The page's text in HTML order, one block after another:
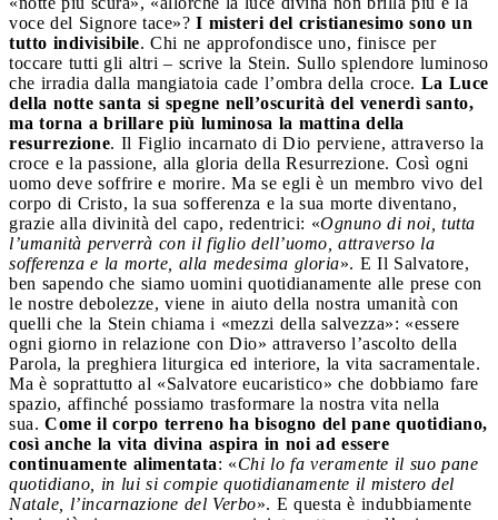
voce del Signore tace»? I misteri del cristianesimo sono un
tutto indivisibile. Chi ne approfondisce uno, finisce per
toccare tutti gli altri – scrive la Stein. Sullo splendore luminoso
che irradia dalla mangiatoia cade l’ombra della croce. La Luce
della notte santa si spegne nell’oscurità del venerdì santo,
ma torna a brillare più luminosa la mattina della
resurrezione. Il Figlio incarnato di Dio perviene, attraverso la
croce e la passione, alla gloria della Resurrezione. Così ogni
uomo deve soffrire e morire. Ma se egli è un membro vivo del
corpo di Cristo, la sua sofferenza e la sua morte diventano,
grazie alla divinità del capo, redentrici: «Ognuno di noi, tutta
l’umanità perverrà con il figlio dell’uomo, attraverso la
sofferenza e la morte, alla medesima gloria». E Il Salvatore,
ben sapendo che siamo uomini quotidianamente alle prese con
le nostre debolezze, viene in aiuto della nostra umanità con
quelli che la Stein chiama i «mezzi della salvezza»: «essere
ogni giorno in relazione con Dio» attraverso l’ascolto della
Parola, la preghiera liturgica ed interiore, la vita sacramentale.
Ma è soprattutto al «Salvatore eucaristico» che dobbiamo fare
spazio, affinché possiamo trasformare la nostra vita nella
sua. Come il corpo terreno ha bisogno del pane quotidiano,
così anche la vita divina aspira in noi ad essere
continuamente alimentata: «Chi lo fa veramente il suo pane
quotidiano, in lui si compie quotidianamente il mistero del
Natale, l’incarnazione del Verbo». E questa è indubbiamente